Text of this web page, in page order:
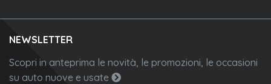
NEWSLETTER
Scopri in anteprima le novità, le promozioni, le occasioni
su auto nuove e usate